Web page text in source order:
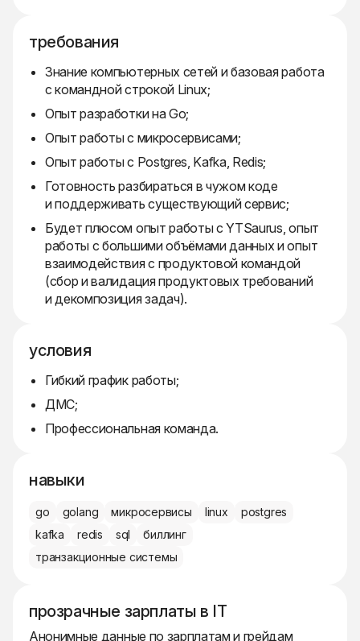
требования
Знание компьютерных сетей и базовая работа
с командной строкой Linux;
Опыт разработки на Go;
Опыт работы с микросервисами;
Опыт работы с Postgres, Kafka, Redis;
Готовность разбираться в чужом коде
и поддерживать существующий сервис;
Будет плюсом опыт работы с YTSaurus, опыт
работы с большими объёмами данных и опыт
взаимодействия с продуктовой командой
(сбор и валидация продуктовых требований
и декомпозиция задач).
условия
Гибкий график работы;
ДМС;
Профессиональная команда.
навыки
go golang микросервисы linux
postgres
kafka
redis sql
биллинг
транзакционные системы
прозрачные зарплаты в IT
Анонимные данные по зарплатам и грейдам